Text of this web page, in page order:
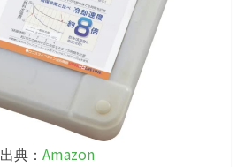
出典： Amazon